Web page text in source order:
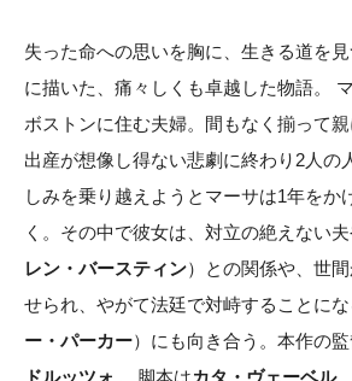
失った命への思いを胸に、生きる道を
に描いた、痛々しくも卓越した物語。
ボストンに住む夫婦。間もなく揃って
出産が想像し得ない悲劇に終わり2人の
しみを乗り越えようとマーサは1年をか
く。その中で彼女は、対立の絶えない
レン・バースティン）との関係や、世
せられ、やがて法廷で対峙することに
ー・パーカー）にも向き合う。本作の
ドルッツォ
、脚本はカタ・ヴェーベル